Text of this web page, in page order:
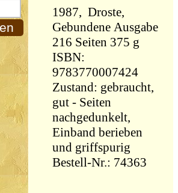
1987, Droste,
Gebundene Ausgabe
216 Seiten 375 g
ISBN:
9783770007424
Zustand: gebraucht,
gut - Seiten
nachgedunkelt,
Einband berieben
und griffspurig
Bestell-Nr.: 74363